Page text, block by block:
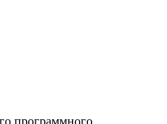
программного